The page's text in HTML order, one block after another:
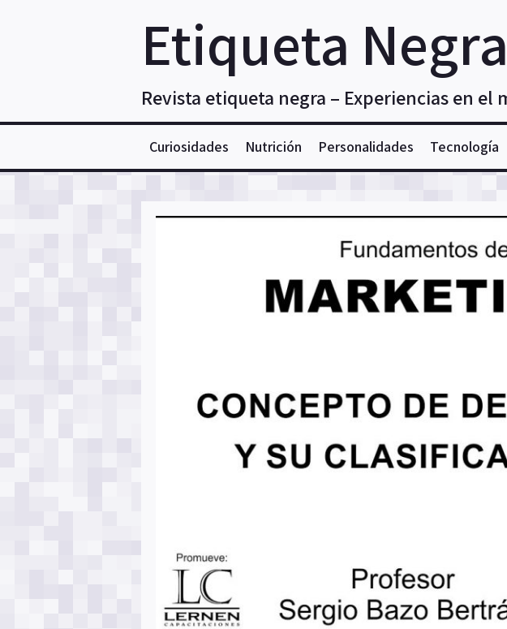
Etiqueta Negra
Revista etiqueta negra – Experiencias en el
Curiosidades Nutrición Personalidades Tecnología